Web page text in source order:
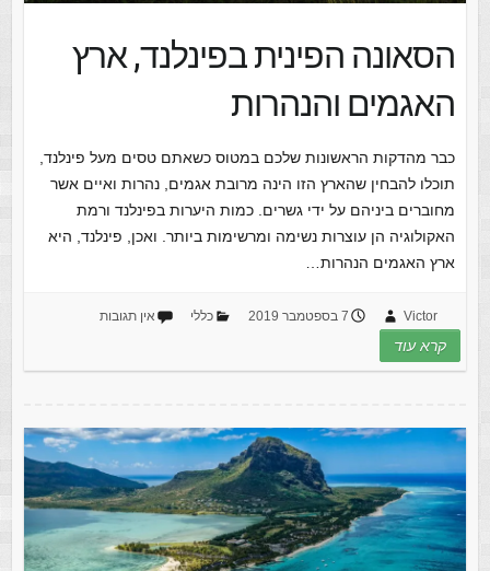
הסאונה הפינית בפינלנד, ארץ
האגמים והנהרות
כבר מהדקות הראשונות שלכם במטוס כשאתם טסים מעל פינלנד,
תוכלו להבחין שהארץ הזו הינה מרובת אגמים, נהרות ואיים אשר
מחוברים ביניהם על ידי גשרים. כמות היערות בפינלנד ורמת
האקולוגיה הן עוצרות נשימה ומרשימות ביותר. ואכן, פינלנד, היא
ארץ האגמים הנהרות…
Victor 7 בספטמבר 2019 כללי אין תגובות
קרא עוד